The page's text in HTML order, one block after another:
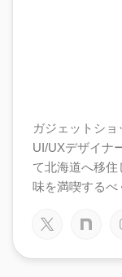
ガジェットショ
UI/UXデザイナ
て北海道へ移
味を満喫するべ